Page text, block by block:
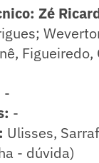
Zé
Figueiredo,
-
-
Ulisses,
- dúvida)